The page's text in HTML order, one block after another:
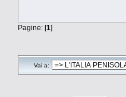
Pagine: [1]
Vai a: